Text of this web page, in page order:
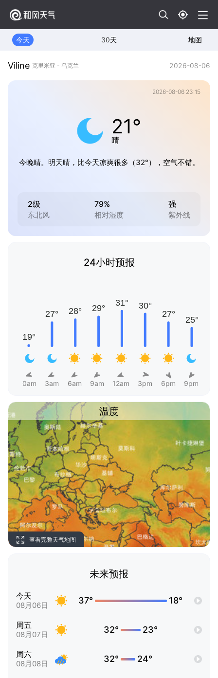
今天 30天 地图
Viline 克里米亚 - 乌克兰 2026-08-06
2026-08-06 23:15
21°
晴
今晚晴。明天晴，比今天凉爽很多（32°），空气不错。
2级
东北风
79%
相对湿度
强
紫外线
24小时预报
0am 3am 6am 9am 12am 3pm 6pm 9pm
温度
查看完整天气地图
未来预报
今天
08月06日 37° 18°
周五
08月07日 32° 23°
周六
08月08日 32° 24°